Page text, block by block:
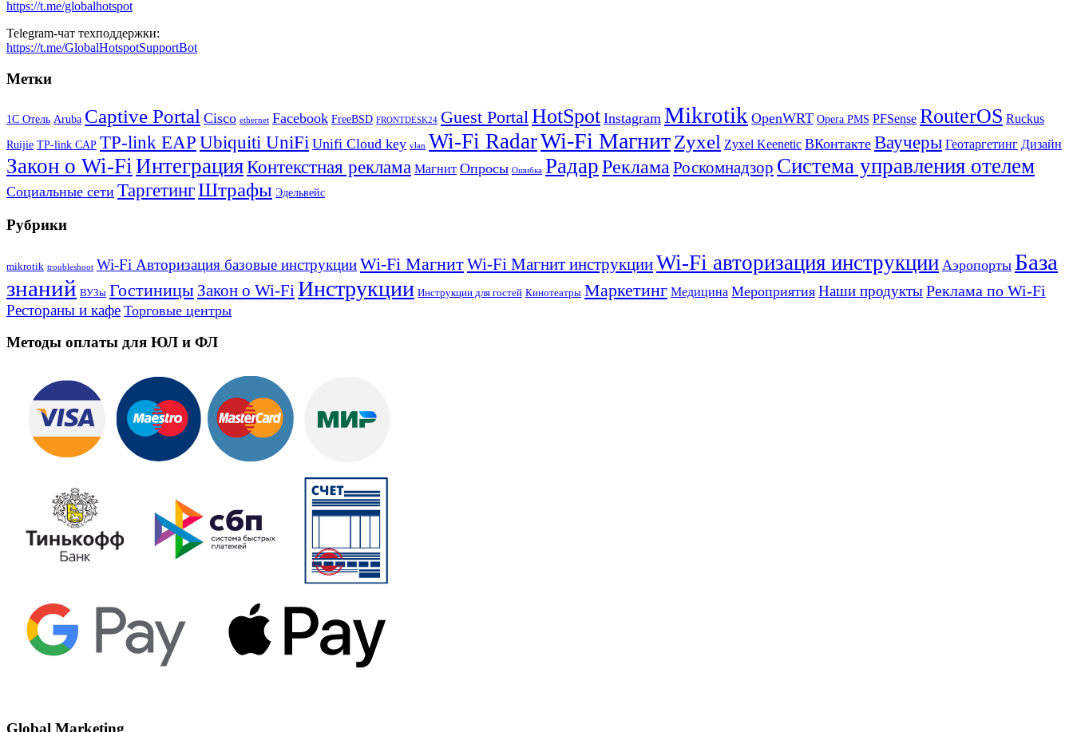
https://t.me/globalhotspot
Telegram-чат техподдержки:
https://t.me/GlobalHotspotSupportBot
Метки
1С Отель Aruba Captive Portal Cisco ethernet Facebook FreeBSD FRONTDESK24 Guest PortalHotSpot Instagram Mikrotik OpenWRT Opera PMS PFSense RouterOS Ruckus
Ruijie TP-link CAP TP-link EAP Ubiquiti UniFi Unifi Cloud key vlan Wi-Fi RadarWi-Fi МагнитZyxel Zyxel Keenetic ВКонтакте Ваучеры Геотаргетинг Дизайн
Закон о Wi-FiИнтеграцияКонтекстная реклама Магнит Опросы Ошибка РадарРеклама Роскомнадзор Система управления отелем
Социальные сети ТаргетингШтрафы Эдельвейс
Рубрики
mikrotik troubleshoot Wi-Fi Авторизация базовые инструкцииWi-Fi МагнитWi-Fi Магнит инструкцииWi-Fi авторизация инструкции Аэропорты База
знаний ВУЗы Гостиницы Закон о Wi-Fi Инструкции Инструкции для гостей Кинотеатры Маркетинг Медицина Мероприятия Наши продуктыРеклама по Wi-Fi
Рестораны и кафе Торговые центры
Методы оплаты для ЮЛ и ФЛ
Global Marketing